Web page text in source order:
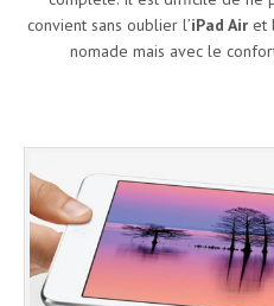
convient sans oublier l’iPad Air et
nomade mais avec le